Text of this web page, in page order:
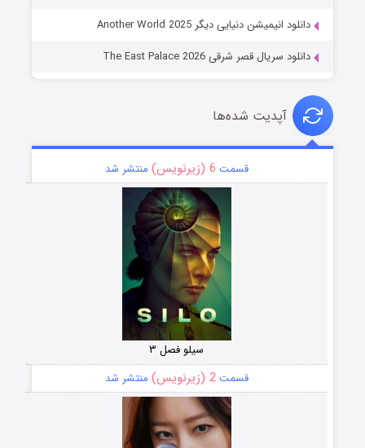
دانلود انیمیشن دنیایی دیگر Another World 2025
دانلود سریال قصر شرقی The East Palace 2026
آپدیت شده‌ها
قسمت 6 (زیرنویس) منتشر شد
سیلو فصل ۳
قسمت2 (زیرنویس) منتشر شد